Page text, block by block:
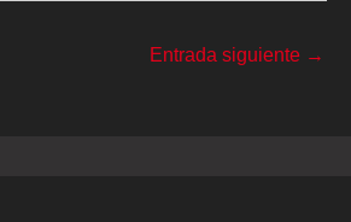
Entrada siguiente →